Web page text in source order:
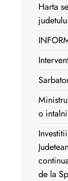
Harta
o
de la